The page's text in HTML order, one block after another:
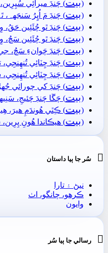
(بيت) چَنڊَ ميرائِي
(بيت) چَنڊَ مَ اُڀِرُ سَنجَهہ،
(بيت) چَنڊَ ٿو چُئَئِين حَقُ،
(بيت) چَنڊَ ٿو چُئَئِين سَچُ،
(بيت) چَنڊَ چَوانءِ سَچُ،
(بيت) چَنڊَ چِٽائِي تُنھِنجِي،
(بيت) چَنڊَ چِٽائِي
(بيت) چَنڊَ کي چورائي
(بيت) چَڱا چَنڊَ چَئيجِ،
(بيت) ڪِٿي ھُوندَمِ ھيرَ،
(بيت) ھيڪاندا ھُونِ
 سُر جا ٻيا داستان
نيڻ ۽ تارا
ڪرھو، چانگو، اٺ
وايون
 رسالي جا ٻيا سُر